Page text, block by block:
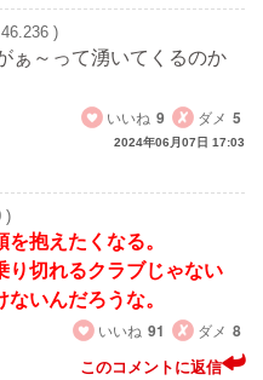
)
～って湧いてくるのか
いいね 9 ダメ 5
2024年06月07日 17:03
)
抱えたくなる。
り切れるクラブじゃない
いんだろうな。
いいね 91 ダメ 8
このコメントに返信